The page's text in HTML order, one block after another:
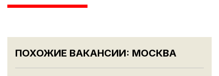
ПОХОЖИЕ ВАКАНСИИ: МОСКВА